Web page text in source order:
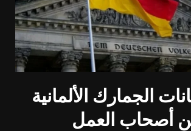
الجمارك الألمانية
من أصحاب العمل